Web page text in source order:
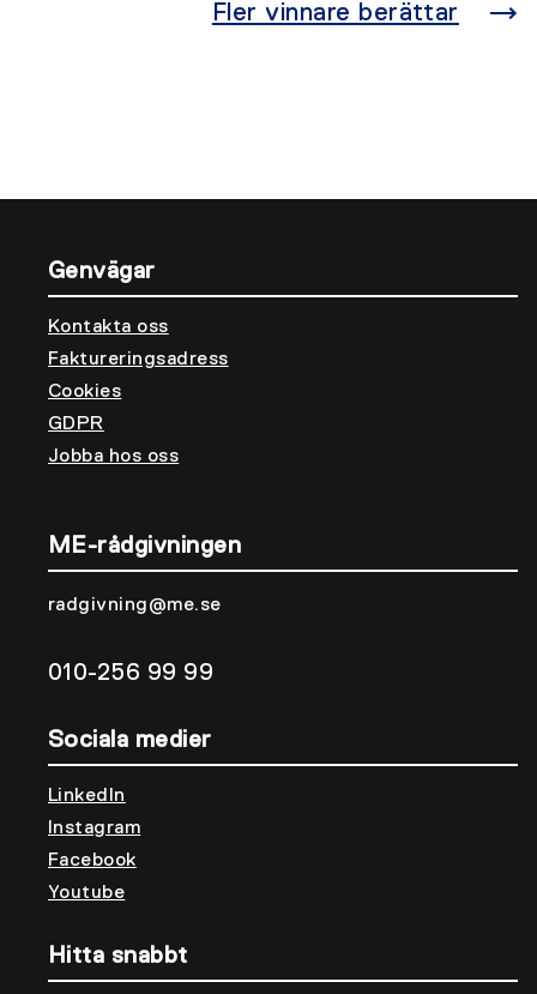
Fler vinnare berättar
Genvägar
Kontakta oss
Faktureringsadress
Cookies
GDPR
Jobba hos oss
ME-rådgivningen
radgivning@me.se
010-256 99 99
Sociala medier
LinkedIn
Instagram
Facebook
Youtube
Hitta snabbt